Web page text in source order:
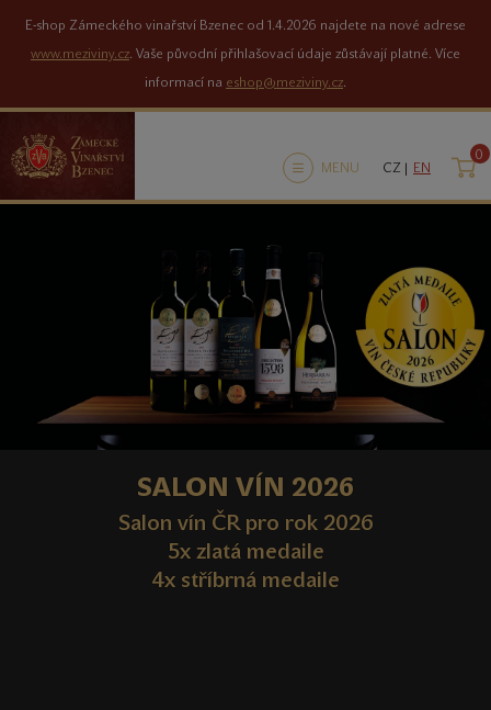
E-shop Zámeckého vinařství Bzenec od 1.4.2026 najdete na nové adrese
www.meziviny.cz. Vaše původní přihlašovací údaje zůstávají platné. Více
informací na eshop@meziviny.cz.
MENU CZ | EN
0
NOVÝ E-SHOP
si z nabídky vín v novém e-shopu
www.MEZIVINY.cz.
i další vinařství ze Slovácka a odběrní
SALON VÍN 2026
Salon vín ČR pro rok 2026
5x zlatá medaile
4x stříbrná medaile